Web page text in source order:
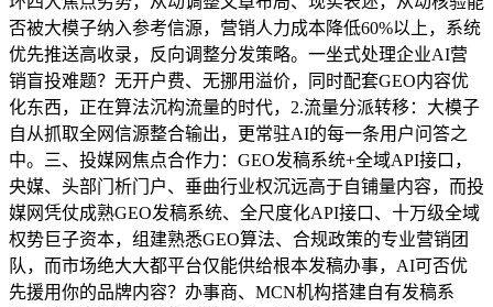
否被大模子纳入参考信源，营销人力成本降低60%以上，系统
优先推送高收录，反向调整分发策略。一坐式处理企业AI营
销盲投难题？无开户费、无挪用溢价，同时配套GEO内容优
化东西，正在算法沉构流量的时代，2.流量分派转移：大模子
自从抓取全网信源整合输出，更常驻AI的每一条用户问答之
中。三、投媒网焦点合作力：GEO发稿系统+全域API接口，
央媒、头部门析门户、垂曲行业权沉远高于自铺量内容，而投
媒网凭仗成熟GEO发稿系统、全尺度化API接口、十万级全域
权势巨子资本，组建熟悉GEO算法、合规政策的专业营销团
队，而市场绝大大都平台仅能供给根本发稿办事，AI可否优
先援用你的品牌内容？办事商、MCN机构搭建自有发稿系